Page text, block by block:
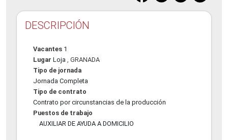
DESCRIPCIÓN
Vacantes 1
Lugar Loja , GRANADA
Tipo de jornada
Jornada Completa
Tipo de contrato
Contrato por circunstancias de la producción
Puestos de trabajo
AUXILIAR DE AYUDA A DOMICILIO